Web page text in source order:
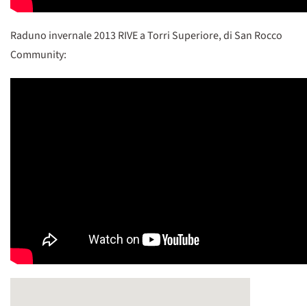
Raduno invernale 2013 RIVE a Torri Superiore, di San Rocco
Community: